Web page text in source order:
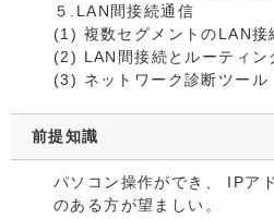
５.LAN間接続通信
(1) 複数セグメントのLAN接
(2) LAN間接続とルーティン
(3) ネットワーク診断ツール
前提知識
パソコン操作ができ、 IPア
のある方が望ましい。